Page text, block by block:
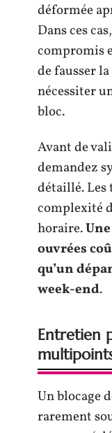
déformée
Dans ces
compromis
de fausser
nécessiter
bloc.
Avant de
demandez
détaillé.
complexité
horaire.
ouvrées
qu’un
week-end.
Entretien
Un blocage
rarement